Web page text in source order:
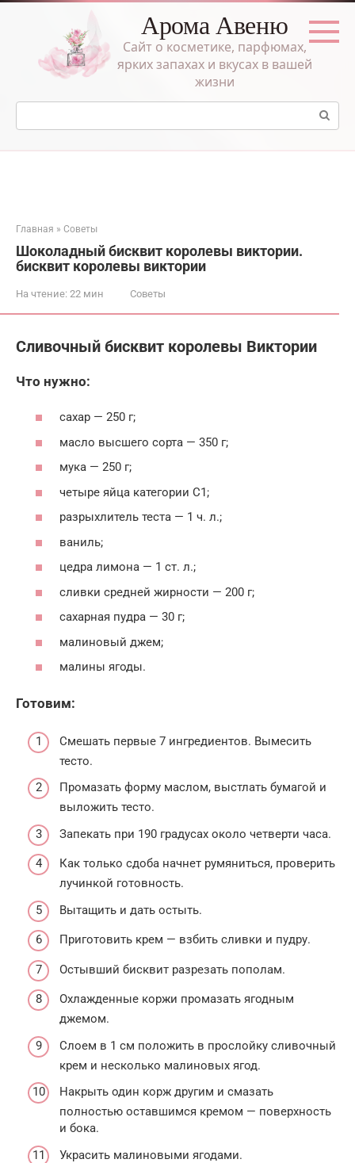
Перейти
Арома Авеню
Сайт о косметике, парфюмах,
ярких запахах и вкусах в вашей
жизни
Поиск:
Главная » Советы
Шоколадный бисквит королевы виктории.
бисквит королевы виктории
На чтение: 22 мин Советы
Сливочный бисквит королевы Виктории
Что нужно:
сахар — 250 г;
масло высшего сорта — 350 г;
мука — 250 г;
четыре яйца категории С1;
разрыхлитель теста — 1 ч. л.;
ваниль;
цедра лимона — 1 ст. л.;
сливки средней жирности — 200 г;
сахарная пудра — 30 г;
малиновый джем;
малины ягоды.
Готовим:
Смешать первые 7 ингредиентов. Вымесить
тесто.
Промазать форму маслом, выстлать бумагой и
выложить тесто.
Запекать при 190 градусах около четверти часа.
Как только сдоба начнет румяниться, проверить
лучинкой готовность.
Вытащить и дать остыть.
Приготовить крем — взбить сливки и пудру.
Остывший бисквит разрезать пополам.
Охлажденные коржи промазать ягодным
джемом.
Слоем в 1 см положить в прослойку сливочный
крем и несколько малиновых ягод.
Накрыть один корж другим и смазать
полностью оставшимся кремом — поверхность
и бока.
Украсить малиновыми ягодами.